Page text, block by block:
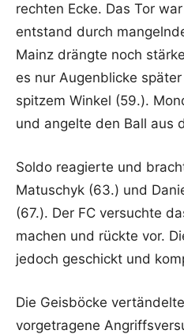
rechten Ecke. Das Tor
entstand durch
Mainz drängte noch
es nur Augenblicke
spitzem Winkel (59.).
und angelte den Ball aus
Soldo reagierte und
Matuschyk (63.) und
(67.). Der FC versuchte
machen und rückte vor.
jedoch geschickt und
Die Geisböcke
vorgetragene